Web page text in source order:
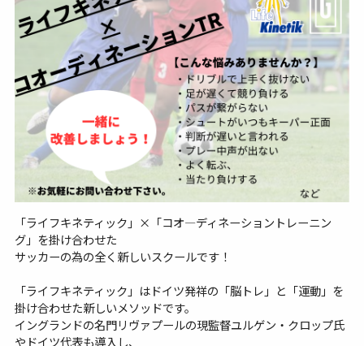
「ライフキネティック」×「コオ―ディネーショントレーニン
グ」を掛け合わせた
サッカーの為の全く新しいスクールです！
「ライフキネティック」はドイツ発祥の「脳トレ」と「運動」を
掛け合わせた新しいメソッドです。
イングランドの名門リヴァプールの現監督ユルゲン・クロップ氏
やドイツ代表も導入し、